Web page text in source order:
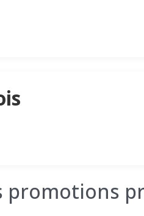
promotions